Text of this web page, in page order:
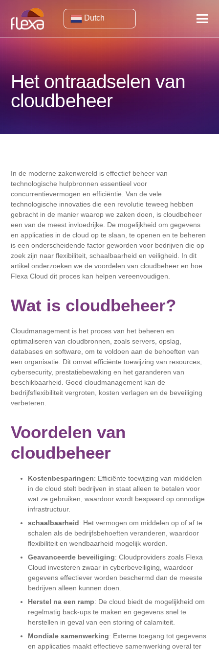
Dutch
Het ontraadselen van
cloudbeheer
In de moderne zakenwereld is effectief beheer van
technologische hulpbronnen essentieel voor
concurrentievermogen en efficiëntie. Van de vele
technologische innovaties die een revolutie teweeg hebben
gebracht in de manier waarop we zaken doen, is cloudbeheer
een van de meest invloedrijke. De mogelijkheid om gegevens
en applicaties in de cloud op te slaan, te openen en te beheren
is een onderscheidende factor geworden voor bedrijven die op
zoek zijn naar flexibiliteit, schaalbaarheid en veiligheid. In dit
artikel onderzoeken we de voordelen van cloudbeheer en hoe
Flexa Cloud dit proces kan helpen vereenvoudigen.
Wat is cloudbeheer?
Cloudmanagement is het proces van het beheren en
optimaliseren van cloudbronnen, zoals servers, opslag,
databases en software, om te voldoen aan de behoeften van
een organisatie. Dit omvat efficiënte toewijzing van resources,
cybersecurity, prestatiebewaking en het garanderen van
beschikbaarheid. Goed cloudmanagement kan de
bedrijfsflexibiliteit vergroten, kosten verlagen en de beveiliging
verbeteren
Voordelen van
cloudbeheer
Kostenbesparingen: Efficiënte toewijzing van middelen
in de cloud stelt bedrijven in staat alleen te betalen voor
wat ze gebruiken, waardoor wordt bespaard op onnodige
infrastructuur.
schaalbaarheid: Het vermogen om middelen op of af te
schalen als de bedrijfsbehoeften veranderen, waardoor
flexibiliteit en wendbaarheid mogelijk worden.
Geavanceerde beveiliging: Cloudproviders zoals Flexa
Cloud investeren zwaar in cyberbeveiliging, waardoor
gegevens effectiever worden beschermd dan de meeste
bedrijven alleen kunnen doen.
Herstel na een ramp: De cloud biedt de mogelijkheid om
regelmatig back-ups te maken en gegevens snel te
herstellen in geval van een storing of calamiteit.
Mondiale samenwerking: Externe toegang tot gegevens
en applicaties maakt effectieve samenwerking overal ter